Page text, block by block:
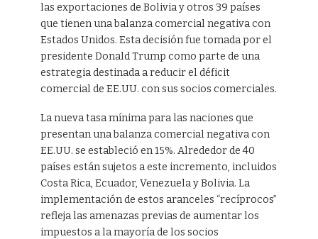
las exportaciones de Bolivia y otros 39 países
que tienen una balanza comercial negativa con
Estados Unidos. Esta decisión fue tomada por el
presidente Donald Trump como parte de una
estrategia destinada a reducir el déficit
comercial de EE.UU. con sus socios comerciales.
La nueva tasa mínima para las naciones que
presentan una balanza comercial negativa con
EE.UU. se estableció en 15%. Alrededor de 40
países están sujetos a este incremento, incluidos
Costa Rica, Ecuador, Venezuela y Bolivia. La
implementación de estos aranceles “recíprocos”
refleja las amenazas previas de aumentar los
impuestos a la mayoría de los socios